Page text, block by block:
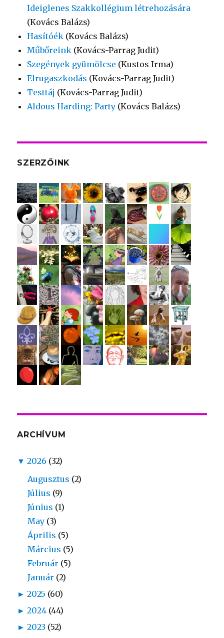
Ideiglenes Szakkollégium létrehozására
(Kovács Balázs)
Hasítóék (Kovács Balázs)
Műbőreink (Kovács-Parrag Judit)
Szegények gyümölcse (Kustos Irma)
Elrugaszkodás (Kovács-Parrag Judit)
Testtáj (Kovács-Parrag Judit)
Aldous Harding: Party (Kovács Balázs)
SZERZŐINK
ARCHÍVUM
▼ 2026 (32)
Augusztus (2)
Július (9)
Június (1)
May (3)
Április (5)
Március (5)
Február (5)
Január (2)
► 2025 (60)
► 2024 (44)
► 2023 (52)